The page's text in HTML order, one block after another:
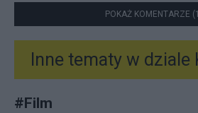
POKAŻ KOMENTARZE
Inne tematy w dziale
#Film